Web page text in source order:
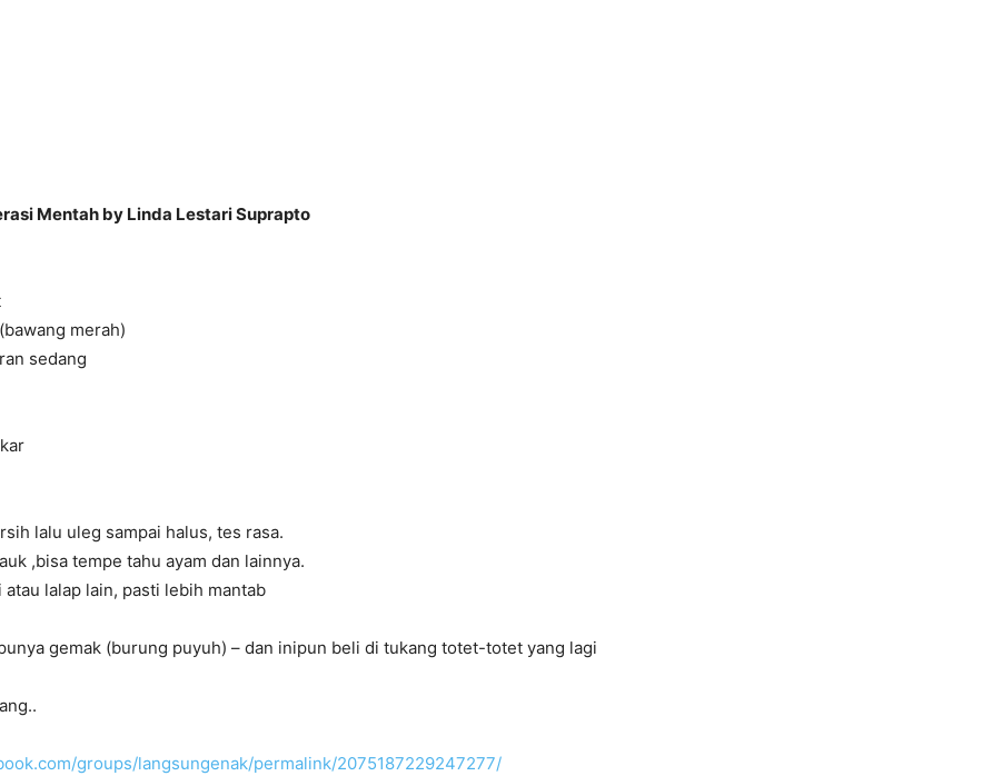
Mentah by Linda Lestari Suprapto
merah)
sedang
lalu uleg sampai halus, tes rasa.
,bisa tempe tahu ayam dan lainnya.
atau lalap lain, pasti lebih mantab
gemak (burung puyuh) – dan inipun beli di tukang totet-totet yang lagi
groups/langsungenak/permalink/2075187229247277/